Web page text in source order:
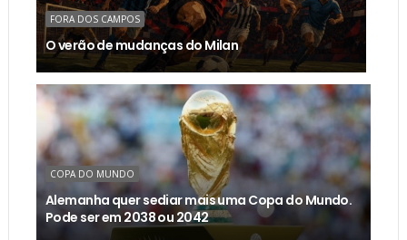
FORA DOS CAMPOS
O verão de mudanças do Milan
COPA DO MUNDO
Alemanha quer sediar mais uma Copa do Mundo.
Pode ser em 2038 ou 2042